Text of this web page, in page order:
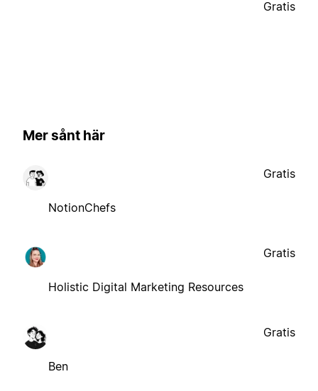
Gratis
Mer sånt här
NotionChefs
Gratis
Holistic Digital Marketing Resources
Gratis
Ben
Gratis